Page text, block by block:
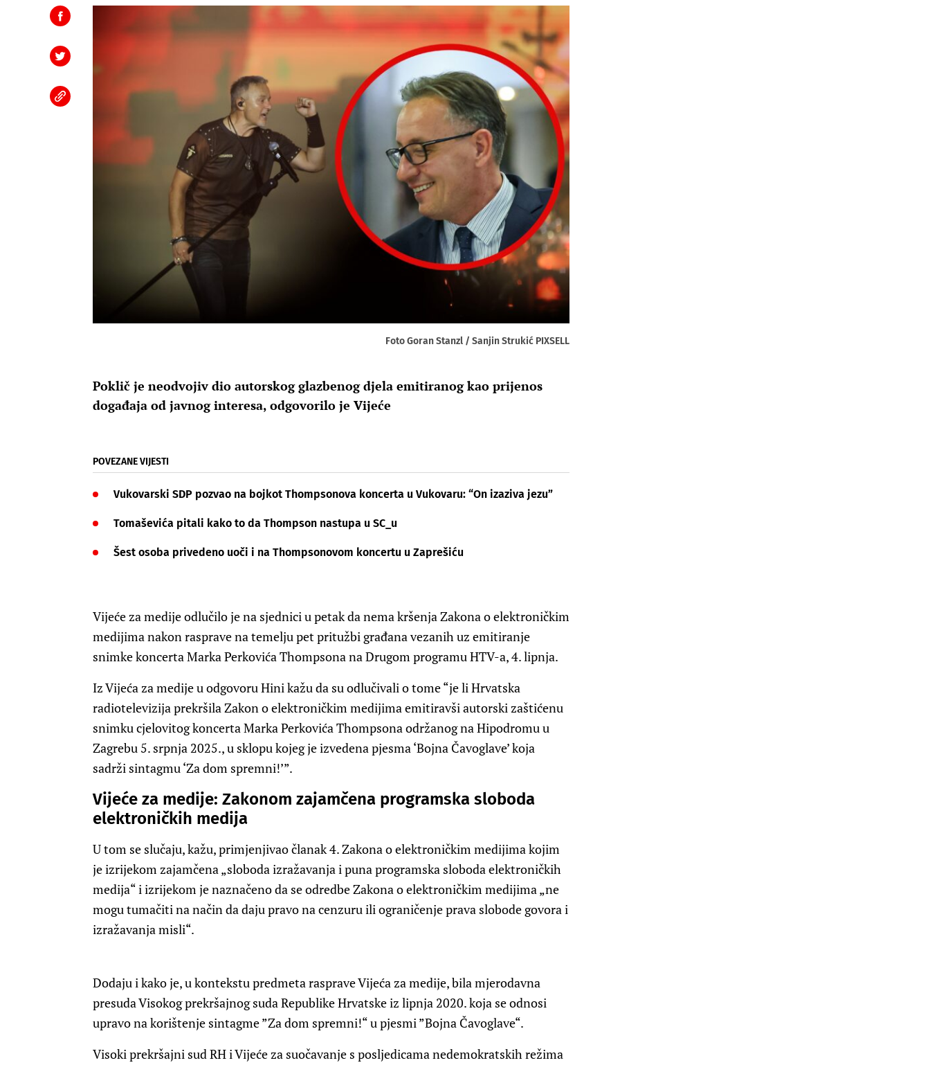
Foto Goran Stanzl / Sanjin Strukić PIXSELL
Poklič je neodvojiv dio autorskog glazbenog djela emitiranog kao prijenos
događaja od javnog interesa, odgovorilo je Vijeće
POVEZANE VIJESTI
Vukovarski SDP pozvao na bojkot Thompsonova koncerta u Vukovaru: “On izaziva jezu”
Tomaševića pitali kako to da Thompson nastupa u SC_u
Šest osoba privedeno uoči i na Thompsonovom koncertu u Zaprešiću
Vijeće za medije odlučilo je na sjednici u petak da nema kršenja Zakona o elektroničkim
medijima nakon rasprave na temelju pet pritužbi građana vezanih uz emitiranje
snimke koncerta Marka Perkovića Thompsona na Drugom programu HTV-a, 4. lipnja.
Iz Vijeća za medije u odgovoru Hini kažu da su odlučivali o tome “je li Hrvatska
radiotelevizija prekršila Zakon o elektroničkim medijima emitiravši autorski zaštićenu
snimku cjelovitog koncerta Marka Perkovića Thompsona održanog na Hipodromu u
Zagrebu 5. srpnja 2025., u sklopu kojeg je izvedena pjesma ‘Bojna Čavoglave’ koja
sadrži sintagmu ‘Za dom spremni!’”.
Vijeće za medije: Zakonom zajamčena programska sloboda
elektroničkih medija
U tom se slučaju, kažu, primjenjivao članak 4. Zakona o elektroničkim medijima kojim
je izrijekom zajamčena „sloboda izražavanja i puna programska sloboda elektroničkih
medija“ i izrijekom je naznačeno da se odredbe Zakona o elektroničkim medijima „ne
mogu tumačiti na način da daju pravo na cenzuru ili ograničenje prava slobode govora i
izražavanja misli“.
Dodaju i kako je, u kontekstu predmeta rasprave Vijeća za medije, bila mjerodavna
presuda Visokog prekršajnog suda Republike Hrvatske iz lipnja 2020. koja se odnosi
upravo na korištenje sintagme ”Za dom spremni!“ u pjesmi ”Bojna Čavoglave“.
Visoki prekršajni sud RH i Vijeće za suočavanje s posljedicama nedemokratskih režima